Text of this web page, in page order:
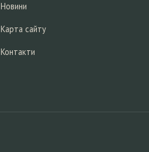
Новини
Карта сайту
Контакти